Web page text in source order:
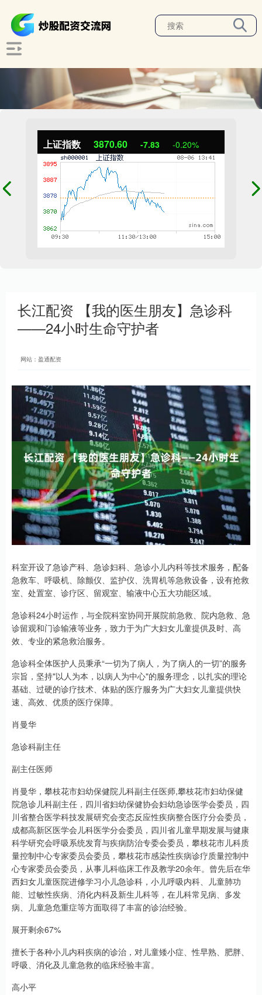
上证指数 3870.60 -7.83 -0.20%
长江配资 【我的医生朋友】急诊科
——24小时生命守护者
网站：盈通配资
科室开设了急诊产科、急诊妇科、急诊小儿内科等技术服务，配备
急救车、呼吸机、除颤仪、监护仪、洗胃机等急救设备，设有抢救
室、处置室、诊疗区、留观室、输液中心五大功能区域。
急诊科24小时运作，与全院科室协同开展院前急救、院内急救、急
诊留观和门诊输液等业务，致力于为广大妇女儿童提供及时、高
效、专业的紧急救治服务。
急诊科全体医护人员秉承“一切为了病人，为了病人的一切”的服务
宗旨，坚持"以人为本，以病人为中心"的服务理念，以扎实的理论
基础、过硬的诊疗技术、体贴的医疗服务为广大妇女儿童提供快
速、高效、优质的医疗保障。
肖曼华
急诊科副主任
副主任医师
肖曼华，攀枝花市妇幼保健院儿科副主任医师,攀枝花市妇幼保健
院急诊儿科副主任，四川省妇幼保健协会妇幼急诊医学会委员，四
川省整合医学科技发展研究会变态反应性疾病整合医疗分会委员，
成都高新区医学会儿科医学分会委员，四川省儿童早期发展与健康
科学研究会呼吸系统发育与疾病防治专委会委员，攀枝花市儿科质
量控制中心专家委员会委员，攀枝花市感染性疾病诊疗质量控制中
心专家委员会委员，从事儿科临床工作及教学20余年。曾先后在华
西妇女儿童医院进修学习小儿急诊科，小儿呼吸内科、儿童肺功
能、过敏性疾病、消化内科及新生儿科等，在儿科常见病、多发
病、儿童急危重症等方面取得了丰富的诊治经验。
展开剩余67%
擅长于各种小儿内科疾病的诊治，对儿童矮小症、性早熟、肥胖、
呼吸、消化及儿童急救的临床经验丰富。
高小平